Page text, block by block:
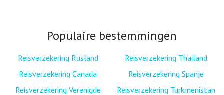
Populaire bestemmingen
Reisverzekering Rusland
Reisverzekering Canada
Reisverzekering Verenigde
Reisverzekering Thailand
Reisverzekering Spanje
Reisverzekering Turkmenistan